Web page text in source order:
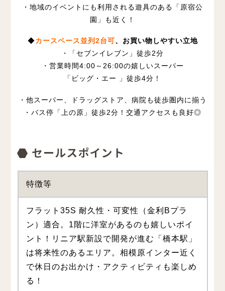
・地域のイベントにも利用される遊具のある「原宿公
園」も近く！
◆カースペース並列2台可、お買い物しやすい立地
・
「 セブンイレブン 」 徒歩2分
・営業時間4:00～26:00の嬉しいスーパー
「ビッグ・エー 」徒歩4分！
・他スーパー、ドラッグストア、病院も徒歩圏内に揃う
・バス停「上の原」 徒歩2分 ！交通アクセスも良好◎
特徴等
フラット35S 耐久性・可変性（金利Bプラ
ン）適合。1階に洋室があるのも嬉しいポイ
ント！リニア駅新設で開発が進む「橋本駅」
は将来性のあるエリア。相模原インター近く
で休日のお出かけ・アクティビティも楽しめ
る！